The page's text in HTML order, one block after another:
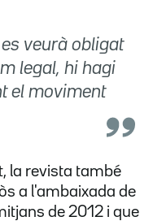
veurà obligat
legal, hi hagi
el moviment
la revista també
a l'ambaixada de
de 2012 i que